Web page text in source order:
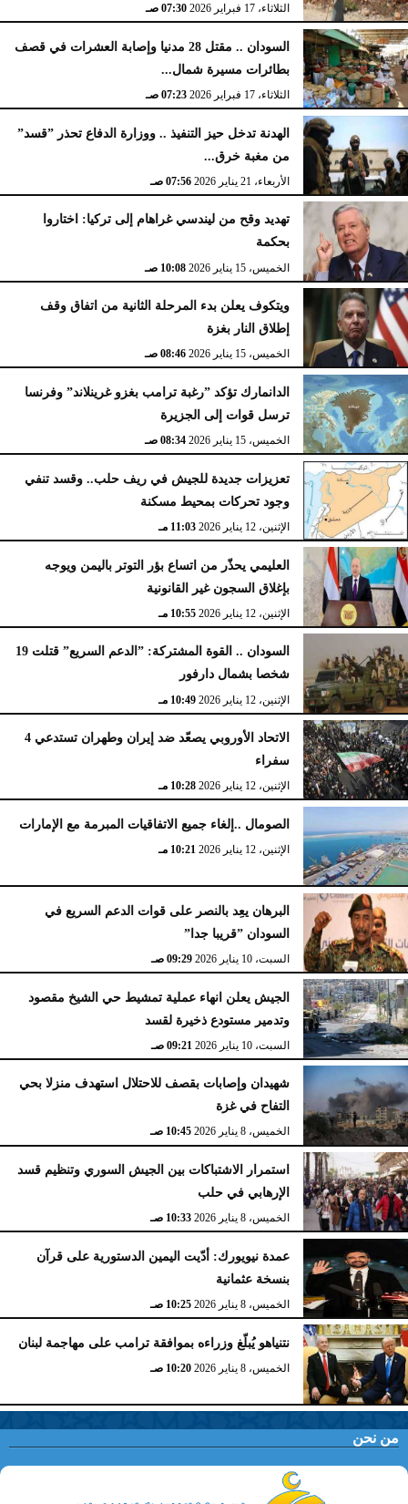
الثلاثاء، 17 فبراير 2026 07:30 صـ
السودان .. مقتل 28 مدنيا وإصابة العشرات في قصف
بطائرات مسيرة شمال...
الثلاثاء، 17 فبراير 2026 07:23 صـ
الهدنة تدخل حيز التنفيذ .. ووزارة الدفاع تحذر ”قسد”
من مغبة خرق...
الأربعاء، 21 يناير 2026 07:56 صـ
تهديد وقح من ليندسي غراهام إلى تركيا: اختاروا
بحكمة
الخميس، 15 يناير 2026 10:08 صـ
ويتكوف يعلن بدء المرحلة الثانية من اتفاق وقف
إطلاق النار بغزة
الخميس، 15 يناير 2026 08:46 صـ
الدانمارك تؤكد ”رغبة ترامب بغزو غرينلاند” وفرنسا
ترسل قوات إلى الجزيرة
الخميس، 15 يناير 2026 08:34 صـ
تعزيزات جديدة للجيش في ريف حلب.. وقسد تنفي
وجود تحركات بمحيط مسكنة
الإثنين، 12 يناير 2026 11:03 مـ
العليمي يحذّر من اتساع بؤر التوتر باليمن ويوجه
بإغلاق السجون غير القانونية
الإثنين، 12 يناير 2026 10:55 مـ
السودان .. القوة المشتركة: ”الدعم السريع” قتلت 19
شخصا بشمال دارفور
الإثنين، 12 يناير 2026 10:49 مـ
الاتحاد الأوروبي يصعّد ضد إيران وطهران تستدعي 4
سفراء
الإثنين، 12 يناير 2026 10:28 مـ
الصومال ..إلغاء جميع الاتفاقيات المبرمة مع الإمارات
الإثنين، 12 يناير 2026 10:21 مـ
البرهان يعِد بالنصر على قوات الدعم السريع في
السودان ”قريبا جدا”
السبت، 10 يناير 2026 09:29 صـ
الجيش يعلن انهاء عملية تمشيط حي الشيخ مقصود
وتدمير مستودع ذخيرة لقسد
السبت، 10 يناير 2026 09:21 صـ
شهيدان وإصابات بقصف للاحتلال استهدف منزلا بحي
التفاح في غزة
الخميس، 8 يناير 2026 10:45 صـ
استمرار الاشتباكات بين الجيش السوري وتنظيم قسد
الإرهابي في حلب
الخميس، 8 يناير 2026 10:33 صـ
عمدة نيويورك: أدّيت اليمين الدستورية على قرآن
بنسخة عثمانية
الخميس، 8 يناير 2026 10:25 صـ
نتنياهو يُبلّغ وزراءه بموافقة ترامب على مهاجمة لبنان
الخميس، 8 يناير 2026 10:20 صـ
من نحن